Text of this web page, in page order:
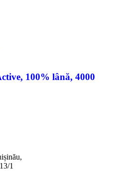
100% lână, 4000
1